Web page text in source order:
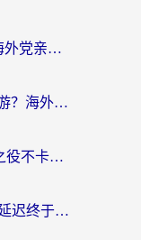
Sky光·遇在国外怎么加速玩？海外党亲测有效的国服游戏加速指南
在欧洲能玩天下-异兽山海吗手游？海外玩家的加速器生存指南
在欧洲怎么打绝地求生：未来之役不卡？留学生亲测的加速器避坑指南
人在美国玩BanG加速器，我的延迟终于绿了